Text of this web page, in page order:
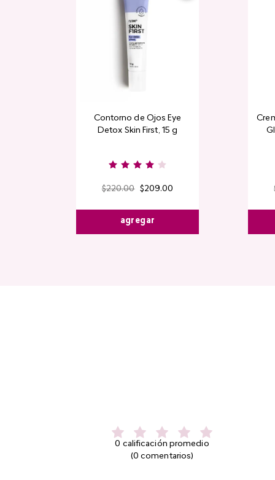
Contorno de Ojos Eye
Detox Skin First, 15 g
$220.00 $209.00
agregar
0 calificación promedio
(0 comentarios)